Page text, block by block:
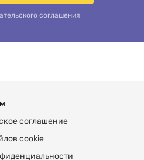
соглашения
соглашение
cookie